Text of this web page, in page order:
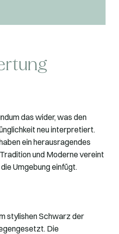
das wider, was den
neu interpretiert.
ein herausragendes
und Moderne vereint
Umgebung einfügt.
stylishen Schwarz der
Die